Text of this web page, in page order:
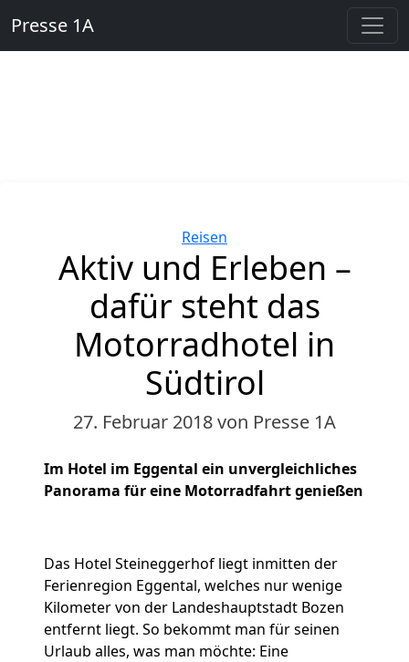
Presse 1A
Kategorien
Reisen
Aktiv und Erleben –
dafür steht das
Motorradhotel in
Südtirol
27. Februar 2018von Presse 1A
Im Hotel im Eggental ein unvergleichliches
Panorama für eine Motorradfahrt genießen
Das Hotel Steineggerhof liegt inmitten der
Ferienregion Eggental, welches nur wenige
Kilometer von der Landeshauptstadt Bozen
entfernt liegt. So bekommt man für seinen
Urlaub alles, was man möchte: Eine